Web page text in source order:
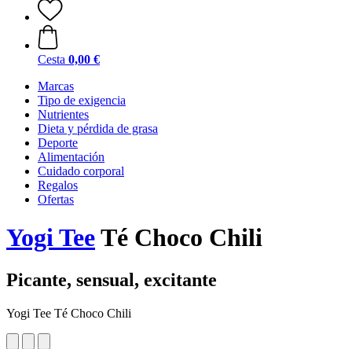
Cesta 0,00 €
Marcas
Tipo de exigencia
Nutrientes
Dieta y pérdida de grasa
Deporte
Alimentación
Cuidado corporal
Regalos
Ofertas
Yogi TeeTé Choco Chili
Picante, sensual, excitante
Yogi Tee Té Choco Chili